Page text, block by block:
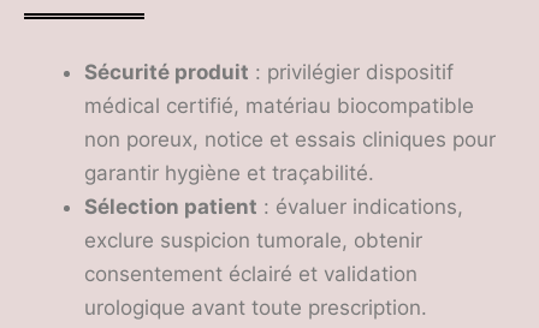
Sécurité produit : privilégier dispositif
médical certifié, matériau biocompatible
non poreux, notice et essais cliniques pour
garantir hygiène et traçabilité.
Sélection patient : évaluer indications,
exclure suspicion tumorale, obtenir
consentement éclairé et validation
urologique avant toute prescription.